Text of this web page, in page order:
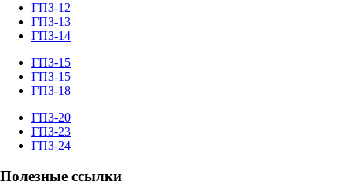
ГПЗ-12
ГПЗ-13
ГПЗ-14
ГПЗ-15
ГПЗ-15
ГПЗ-18
ГПЗ-20
ГПЗ-23
ГПЗ-24
Полезные ссылки